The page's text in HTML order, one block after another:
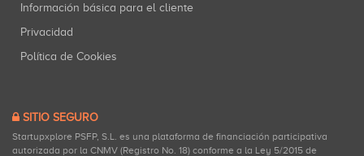
Información básica para el cliente
Privacidad
Política de Cookies
SITIO SEGURO
Startupxplore PSFP, S.L. es una plataforma de financiación participativa
autorizada por la CNMV (Registro No. 18) conforme a la Ley 5/2015 de